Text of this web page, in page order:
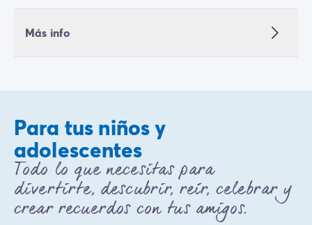
Más info
Para tus niños y
adolescentes
Todo lo que necesitas para
divertirte, descubrir, reír, celebrar y
crear recuerdos con tus amigos.